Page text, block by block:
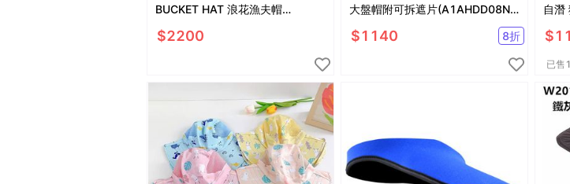
BUCKET HAT 浪花漁夫帽
$2200
大盤帽附可拆遮片(A1AHDD08N)
$1140 8折
自潛
$
已售